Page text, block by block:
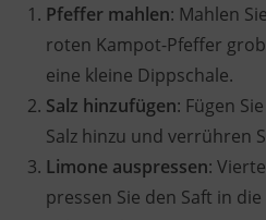
Pfeffer mahlen: Mahlen
roten Kampot-Pfeffer
eine kleine Dippschale.
Salz hinzufügen: Fügen
Salz hinzu und verrühren
Limone auspressen:
pressen Sie den Saft in